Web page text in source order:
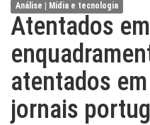
Análise | Mídia e tecnologia
Atentados
atentados
jornais